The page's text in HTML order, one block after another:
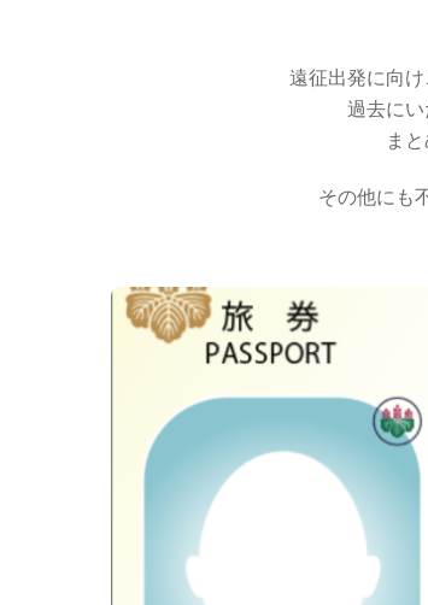
遠征出発に向
過去に
ま
その他にも